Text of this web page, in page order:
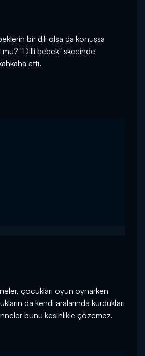
bir dili olsa da konuşsa
"Dilli bebek" skecinde
attı.
çocukları oyun oynarken
da kendi aralarında kurdukları
bunu kesinlikle çözemez.